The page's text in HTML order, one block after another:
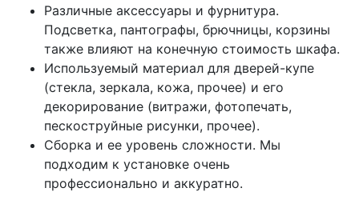
Различные аксессуары и фурнитура.
Подсветка, пантографы, брючницы, корзины
также влияют на конечную стоимость шкафа.
Используемый материал для дверей-купе
(стекла, зеркала, кожа, прочее) и его
декорирование (витражи, фотопечать,
пескоструйные рисунки, прочее).
Сборка и ее уровень сложности. Мы
подходим к установке очень
профессионально и аккуратно.